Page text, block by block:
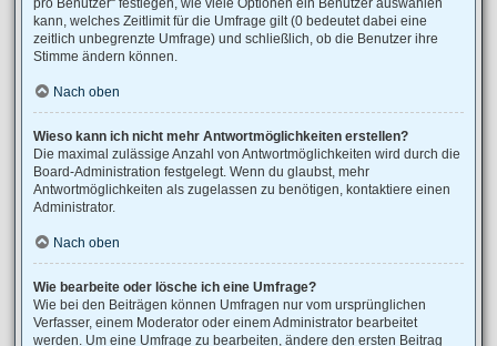
pro Benutzer“ festlegen, wie viele Optionen ein Benutzer auswählen
kann, welches Zeitlimit für die Umfrage gilt (0 bedeutet dabei eine
zeitlich unbegrenzte Umfrage) und schließlich, ob die Benutzer ihre
Stimme ändern können.
Nach oben
Wieso kann ich nicht mehr Antwortmöglichkeiten erstellen?
Die maximal zulässige Anzahl von Antwortmöglichkeiten wird durch die
Board-Administration festgelegt. Wenn du glaubst, mehr
Antwortmöglichkeiten als zugelassen zu benötigen, kontaktiere einen
Administrator.
Nach oben
Wie bearbeite oder lösche ich eine Umfrage?
Wie bei den Beiträgen können Umfragen nur vom ursprünglichen
Verfasser, einem Moderator oder einem Administrator bearbeitet
werden. Um eine Umfrage zu bearbeiten, ändere den ersten Beitrag